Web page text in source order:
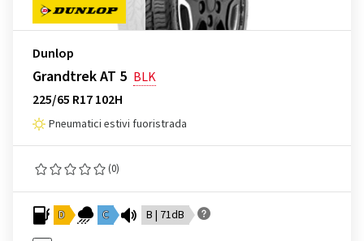
Dunlop
Grandtrek AT 5 BLK
225/65 R17 102H
Pneumatici estivi fuoristrada
(0)
D C B | 71dB